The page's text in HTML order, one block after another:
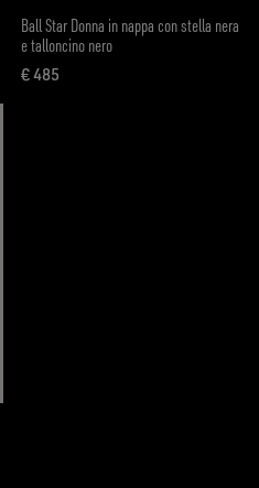
Ball Star Donna in nappa con stella nera
e talloncino nero
€ 485
prezzo attuale € 485